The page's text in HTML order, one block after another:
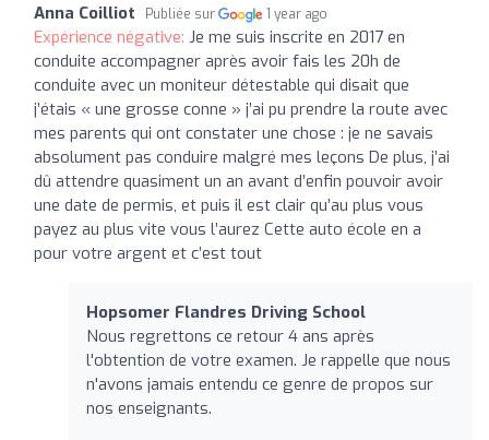
Anna Coilliot Publiée sur 1 year ago
Expérience négative: Je me suis inscrite en 2017 en
conduite accompagner après avoir fais les 20h de
conduite avec un moniteur détestable qui disait que
j’étais « une grosse conne » j’ai pu prendre la route avec
mes parents qui ont constater une chose : je ne savais
absolument pas conduire malgré mes leçons De plus, j’ai
dû attendre quasiment un an avant d’enfin pouvoir avoir
une date de permis, et puis il est clair qu’au plus vous
payez au plus vite vous l’aurez Cette auto école en a
pour votre argent et c’est tout
Hopsomer Flandres Driving School
Nous regrettons ce retour 4 ans après
l'obtention de votre examen. Je rappelle que nous
n'avons jamais entendu ce genre de propos sur
nos enseignants.